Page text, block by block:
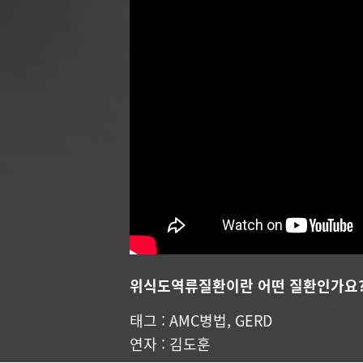
위식도역류질환이란 어떤 질환인가요
태그 : AMC병법, GERD
연자 : 김도훈